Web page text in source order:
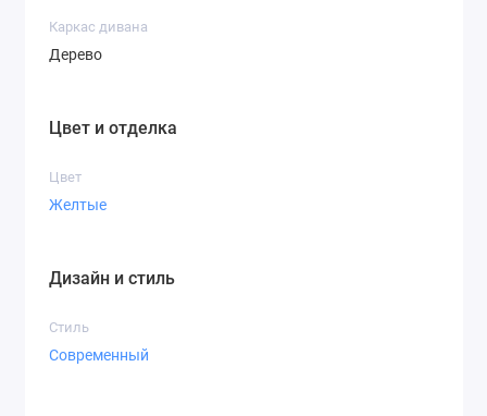
Каркас дивана
Дерево
Цвет и отделка
Цвет
Желтые
Дизайн и стиль
Стиль
Современный